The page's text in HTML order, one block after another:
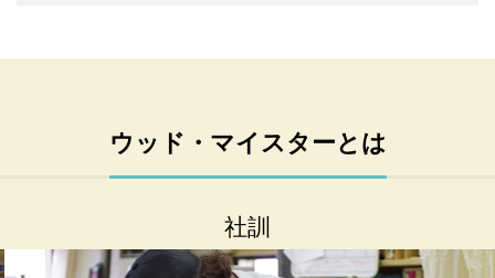
ウッド・マイスターとは
社訓